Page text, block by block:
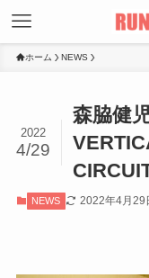
ホーム NEWS
森脇健
2022
4/29
NEWS 2022年4月29